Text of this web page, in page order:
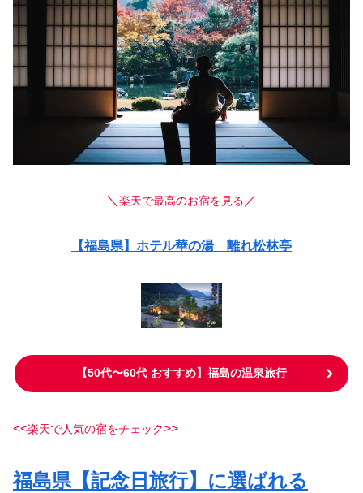
＼ 楽天で最高のお宿を見る ／
【福島県】ホテル華の湯 離れ松林亭
【50代〜60代 おすすめ】福島の温泉旅行
<<楽天で人気の宿をチェック>>
福島県【記念日旅行】に選ばれる